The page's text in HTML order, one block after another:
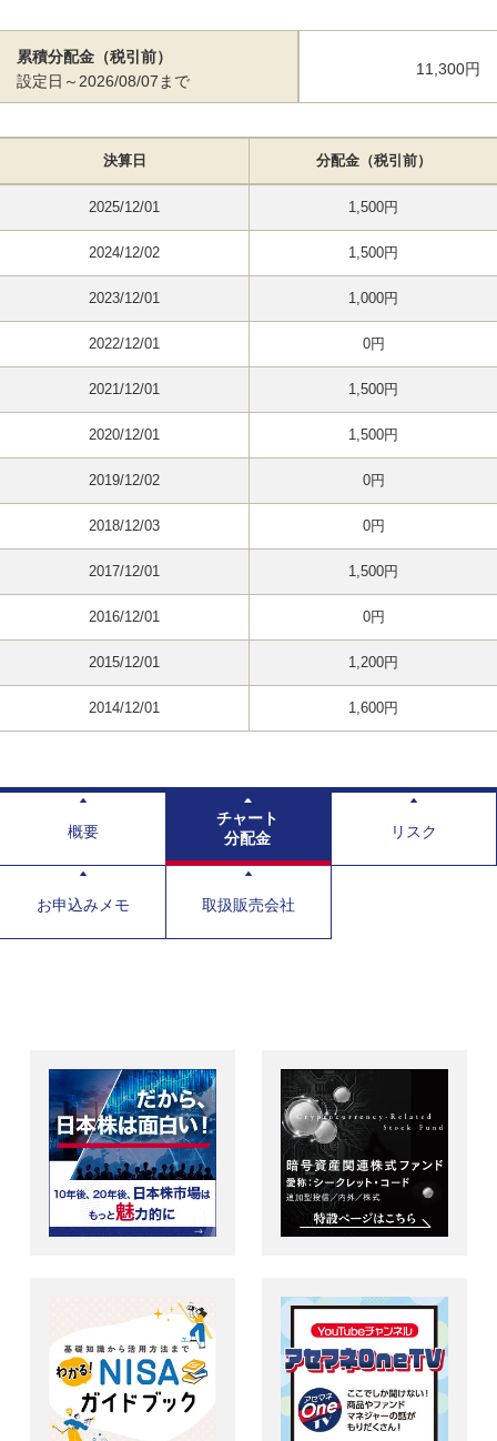
累積分配金（税引前）
設定日～2026/08/07まで
11,300円
決算日 分配金（税引前）
2025/12/01 1,500円
2024/12/02 1,500円
2023/12/01 1,000円
2022/12/01 0円
2021/12/01 1,500円
2020/12/01 1,500円
2019/12/02 0円
2018/12/03 0円
2017/12/01 1,500円
2016/12/01 0円
2015/12/01 1,200円
2014/12/01 1,600円
概要
チャート
分配金
リスク
お申込みメモ 取扱販売会社